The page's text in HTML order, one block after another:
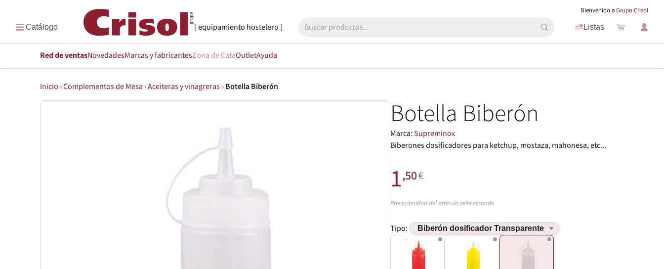
Bienvenido aGrupo Crisol
equipamiento hostelero Listas
Red de ventasNovedadesMarcasy fabricantesZona de CataOutletAyuda
Inicio ›Complementos de Mesa ›Aceiteras y vinagreras › Botella Biberón
Botella Biberón
Marca:Supreminox
Biberones dosificadores para ketchup, mostaza, mahonesa, etc...
1,50€
Precio/unidad del artículo seleccionado
Tipo: